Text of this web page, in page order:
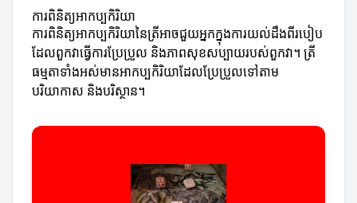
ការពិនិត្យអាកប្បកិរិយា
ការពិនិត្យអាកប្បកិរិយានៃត្រីអាចជួយអ្នកក្នុងការយល់ដឹងពីរបៀប
ដែលពួកវាធ្វើការប្រែប្រួល និងភាពសុខសប្បាយរបស់ពួកវា។ ត្រី
ធម្មតាទាំងអស់មានអាកប្បកិរិយាដែលប្រែប្រួលទៅតាម
បរិយាកាស និងបរិស្ថាន។